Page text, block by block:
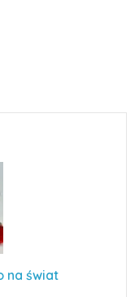
na świat